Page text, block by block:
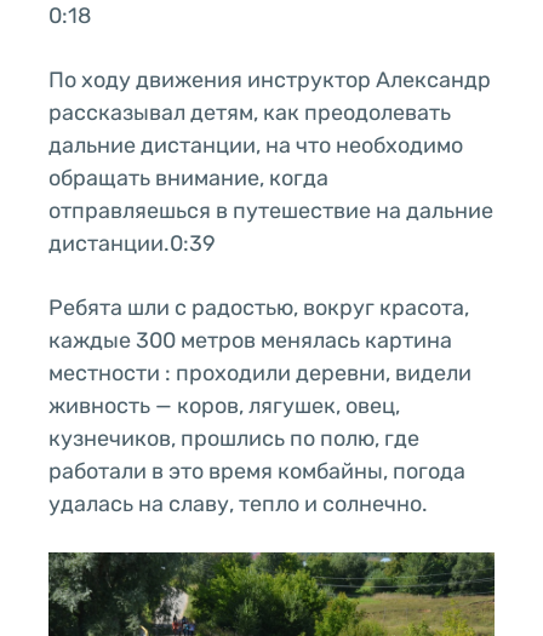
0:18
По ходу движения инструктор Александр
рассказывал детям, как преодолевать
дальние дистанции, на что необходимо
обращать внимание, когда
отправляешься в путешествие на дальние
дистанции.0:39
Ребята шли с радостью, вокруг красота,
каждые 300 метров менялась картина
местности : проходили деревни, видели
живность — коров, лягушек, овец,
кузнечиков, прошлись по полю, где
работали в это время комбайны, погода
удалась на славу, тепло и солнечно.